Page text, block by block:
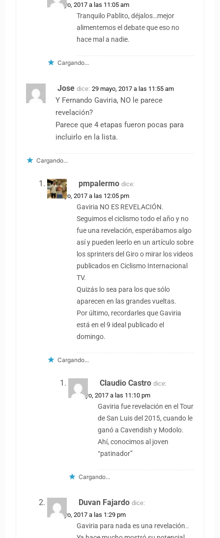
30 mayo, 2017 a las 11:05 am
Tranquilo Pablito, déjalos…mejor
alimentemos el debate que eso no
hace mal a nadie.
Cargando...
Jose dice: 29 mayo, 2017 a las 11:55 am
Y Fernando Gaviria, NO le parece
revelación?
Parece que 4 etapas fueron pocas para
incluirlo en la lista.
Cargando...
pmpalermo dice:
29 mayo, 2017 a las 12:05 pm
Gaviria NO ES REVELACIÓN.
Seguimos el ciclismo todo el año y no
fue una revelación, esperábamos algo
así y pueden leerlo en un artículo sobre
los sprinters del Giro o mirar los videos
publicados en Ciclismo Internacional
TV.
Quizás lo sea para los que sólo
aparecen en las grandes vueltas.
Por último, recordarles que Gaviria
está en el 9 ideal publicado el
domingo.
Cargando...
Claudio Castro dice:
29 mayo, 2017 a las 11:10 pm
Gaviria fue revelación en el Tour
de San Luis del 2015, cuando le
ganó a Cavendish y Modolo.
Ahí, conocimos al joven
“patinador”
Cargando...
Duvan Fajardo dice:
29 mayo, 2017 a las 1:29 pm
Gaviria para nada es una revelación..